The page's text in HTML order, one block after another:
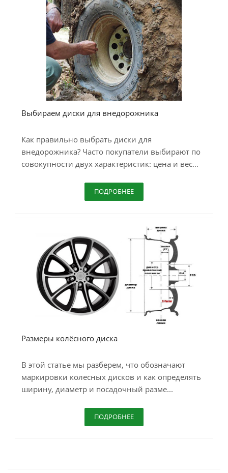
Выбираем диски для внедорожника
Как правильно выбрать диски для
внедорожника? Часто покупатели выбирают по
совокупности двух характеристик: цена и вес...
ПОДРОБНЕЕ
Размеры колёсного диска
В этой статье мы разберем, что обозначают
маркировки колесных дисков и как определять
ширину, диаметр и посадочный разме...
ПОДРОБНЕЕ